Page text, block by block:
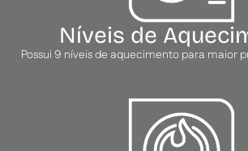
Níveis de
Possui 9 níveis de aquecimento para maior